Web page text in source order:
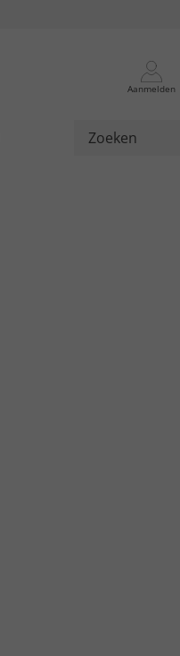
Aanmelden